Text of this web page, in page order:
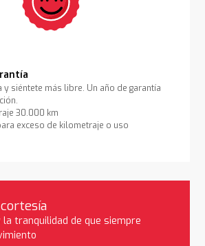
y siéntete más libre. Un año de garantía
30.000 km
exceso de kilometraje o uso
la tranquilidad de que siempre